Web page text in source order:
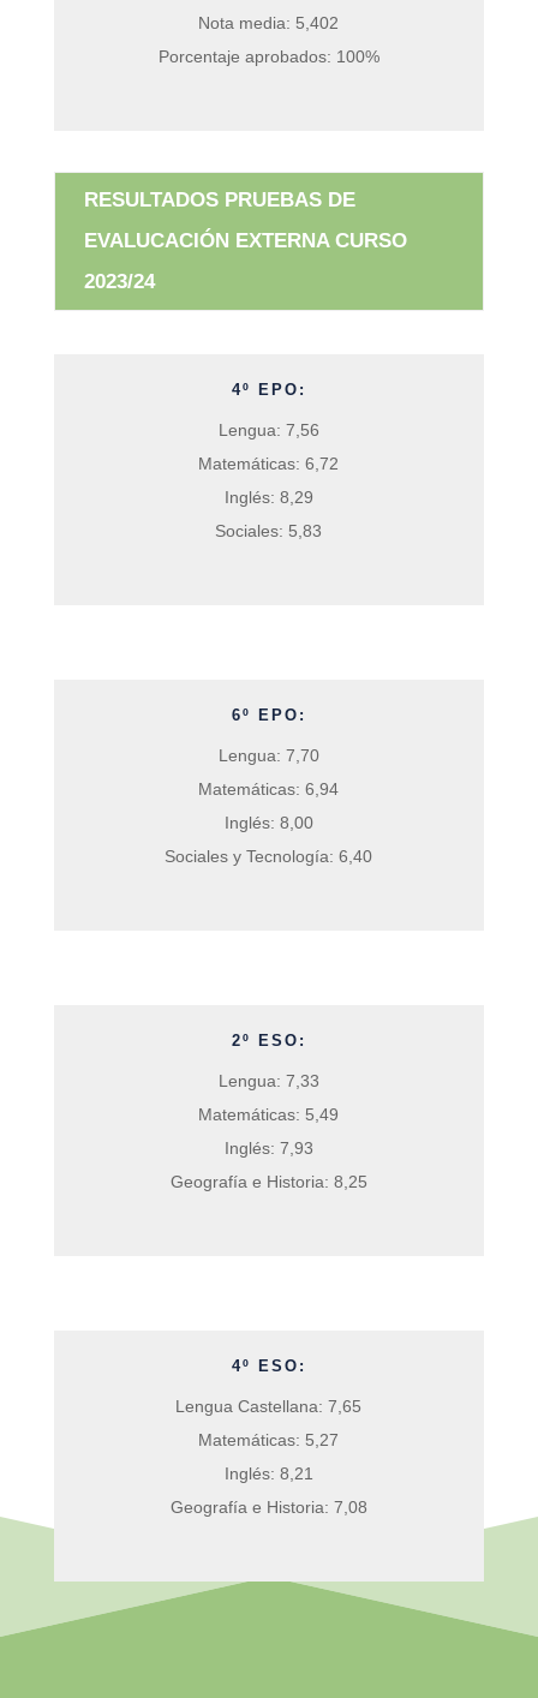
Nota media: 5,402
Porcentaje aprobados: 100%
RESULTADOS PRUEBAS DE
EVALUCACIÓN EXTERNA CURSO
2023/24
4º EPO:
Lengua: 7,56
Matemáticas: 6,72
Inglés: 8,29
Sociales: 5,83
6º EPO:
Lengua: 7,70
Matemáticas: 6,94
Inglés: 8,00
Sociales y Tecnología: 6,40
2º ESO:
Lengua: 7,33
Matemáticas: 5,49
Inglés: 7,93
Geografía e Historia: 8,25
4º ESO:
Lengua Castellana: 7,65
Matemáticas: 5,27
Inglés: 8,21
Geografía e Historia: 7,08